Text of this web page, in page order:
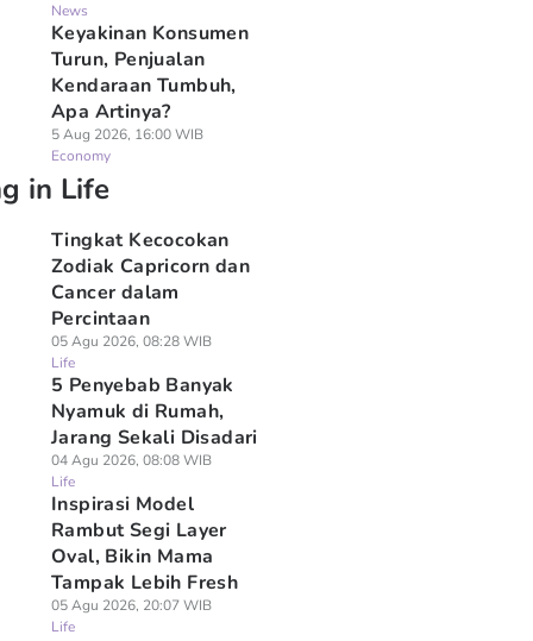
News
Keyakinan Konsumen
Turun, Penjualan
Kendaraan Tumbuh,
Apa Artinya?
5 Aug 2026, 16:00 WIB
Economy
in Life
Tingkat Kecocokan
Zodiak Capricorn dan
Cancer dalam
Percintaan
05 Agu 2026, 08:28 WIB
Life
5 Penyebab Banyak
Nyamuk di Rumah,
Jarang Sekali Disadari
04 Agu 2026, 08:08 WIB
Life
Inspirasi Model
Rambut Segi Layer
Oval, Bikin Mama
Tampak Lebih Fresh
05 Agu 2026, 20:07 WIB
Life